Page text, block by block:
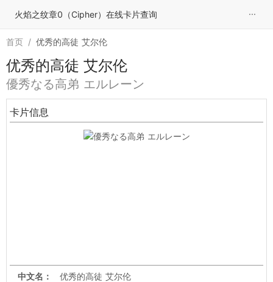
火焰之纹章0（Cipher）在线卡片查询 ···
首页 / 优秀的高徒 艾尔伦
优秀的高徒 艾尔伦
優秀なる高弟 エルレーン
卡片信息
中文名： 优秀的高徒 艾尔伦